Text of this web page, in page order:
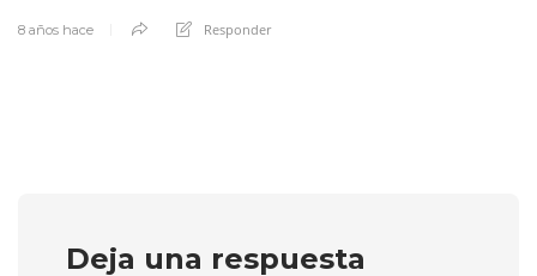
8 años hace Responder
Deja una respuesta